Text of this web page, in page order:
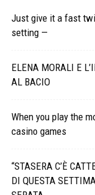
Just give it a fast
setting —
ELENA MORALI E
AL BACIO
When you play the
casino games
“STASERA C’È
DI QUESTA